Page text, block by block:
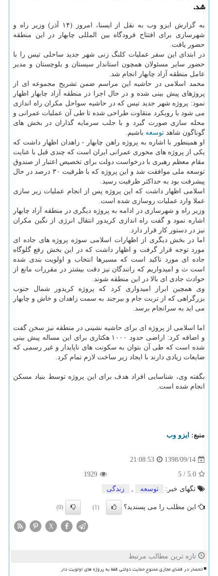
شد.
به گزارش ایزو وب به نقل از ایسنا، امروز (۱۴ آذر) وزیر راه و
شهرسازی برای افتتاح فرودگاه بین المللی چابهار در این منطقه
حضور یافت.
در ابتدای این سفر عملیات كلنگ زنی شهر جدید ساحلی تیس را با
حضور سایر مسئولان همچون استاندار سیستان و بلوچستان و مدیر
عامل منطقه آزاد چابهار انجام شد.
محمد اسلامی در حاشیه این مراسم ضمن تشریح مجموعه ای از
پروژهای پیش بینی شده و در حال اجرا در منطقه آزاد چابهار اظهار
نمود: پروژه شهر جدید تیس كه در حاشیه سواحل مكران راه اندازی
می شود با رویكرد متقاوت طراحی شده تا طی آن عملیات عمرانی و
محله سازی صورت گیرد و با جلب سرمایه گذاران در بخش های
گوناگون شاهد توسعه باشیم.
او همینطور با اشاره به پروژه راهن چابهار - زاهدان اظهار داشت كه
یكی از پروژه های محوری عمرانی ایران است كه چندی قبل با عنایت
مقام معظم رهبری با درخواست دولت برای تخصیص اعتبار از صندوق
توسعه ملی موافقت شد و این پروژه كه با ظرفیت ۳۰ درصد در حال
پیشرفت بود به حداكثر ظرفیت رسید.
اسلامی اظهار داشت كه این پروژه پس از انجام عملیات زیر سازی
عملا وارد عملیات روسازی شده است.
وزیر راه و شهرسازی در ادامه به پروژه دیگری در منطقه آزاد چابهار
اشاره نمود و گفت راه اندازی كریدور انتقال انرژی از نگین مكران
نیز در دستور كار قرار دارد.
اما در بخش دیگری از اظهارات اسلامی سوژه پروژه های جاده ای
مورد توجه قرار گرفت و اظهار داشت كه در این بخش رفع گلوگاه
جاده ای مورد تاكید است كه مسیرها انتخاب و اولویت بندی شده
است ث و امیدواریم كه رانندگان نیز دقت بیشتر در مقررات مانع از
حوادث جادی ای بالا در این منطقه شوند.
وی همچین ابراز امیدواری كرد كه پروژه كریدور شمال جنوب
بزرگراهی كه از تربت جام و بیرجند به سمت زاهدان و خاش و چابهار
می اید به سرانجام برسد.
اما اسلامی از پروژه ای برای حاشیه نشینی در منطقه نیز سخن گفت
و اضافه كرد: اراضی حدود ۱۰۰۰ هكتاری برای این مساله پیش بینی
شده است كه طی آن بتوان به سكونت های ناپایدار و غیر رسمی كه
ضایعات زیادی دارند با ایجاد زیر ساخت لازم تمام كرد.
بگفته وی، شناسایی افراد هدف برای این پروژه توسط بنیاد مسكن
انجام شده است.
منبع: ایزو وب
1398/09/14
21:08:53
5.0
/
5
1929
تگهای خبر:
توسعه , زندگی
این مطلب را می پسندید؟ (1)
(0)
X
تازه ترین مطالب مرتبط
انحصار در فضای مجازی ممنوع حمایت دولتی فقط به پروژه های اولویت دار